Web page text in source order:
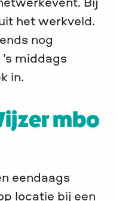
Bij
het werkveld.
nog
middags
in.
mbo
eendaags
locatie bij een